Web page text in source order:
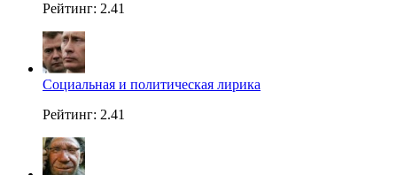
Рейтинг: 2.41
Социальная и политическая лирика
Рейтинг: 2.41